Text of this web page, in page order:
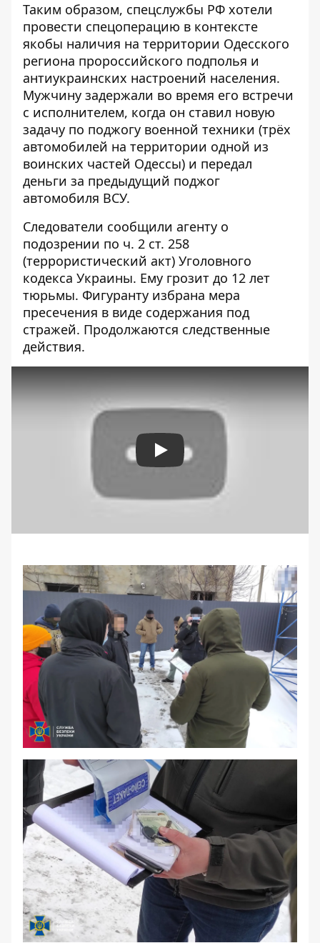
Таким образом, спецслужбы РФ хотели
провести спецоперацию в контексте
якобы наличия на территории Одесского
региона пророссийского подполья и
антиукраинских настроений населения.
Мужчину задержали во время его встречи
с исполнителем, когда он ставил новую
задачу по поджогу военной техники (трёх
автомобилей на территории одной из
воинских частей Одессы) и передал
деньги за предыдущий поджог
автомобиля ВСУ.
Следователи сообщили агенту о
подозрении по ч. 2 ст. 258
(террористический акт) Уголовного
кодекса Украины. Ему грозит до 12 лет
тюрьмы. Фигуранту избрана мера
пресечения в виде содержания под
стражей. Продолжаются следственные
действия.
Play